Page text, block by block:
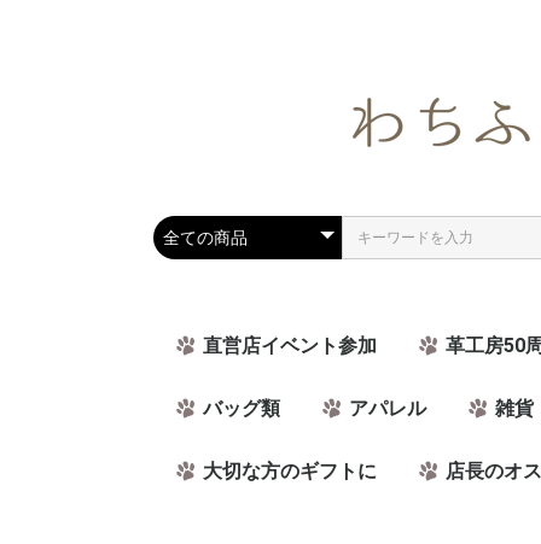
直営店イベント参加 革工房50
バッグ類 アパレル 雑貨
大切な方のギフトに 店長のオ